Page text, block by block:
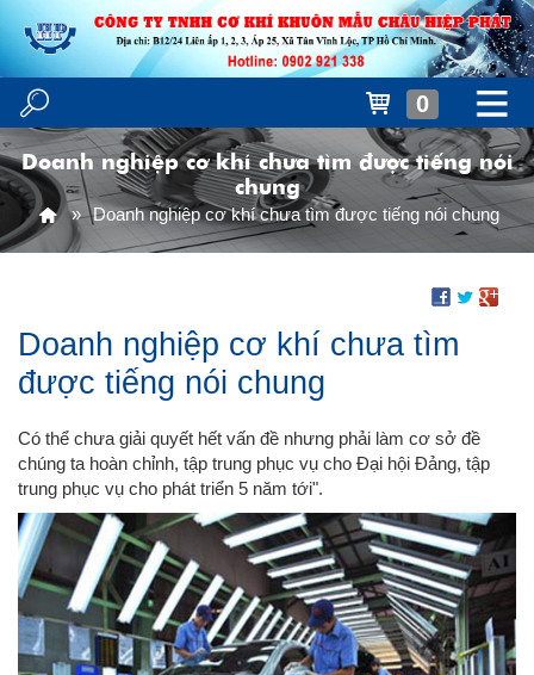
0
Doanh nghiệp cơ khí chưa tìm được tiếng nói
chung
Doanh nghiệp cơ khí chưa tìm được tiếng nói chung
Doanh nghiệp cơ khí chưa tìm
được tiếng nói chung
Có thể chưa giải quyết hết vấn đề nhưng phải làm cơ sở đề
chúng ta hoàn chỉnh, tập trung phục vụ cho Đại hội Đảng, tập
trung phục vụ cho phát triển 5 năm tới".